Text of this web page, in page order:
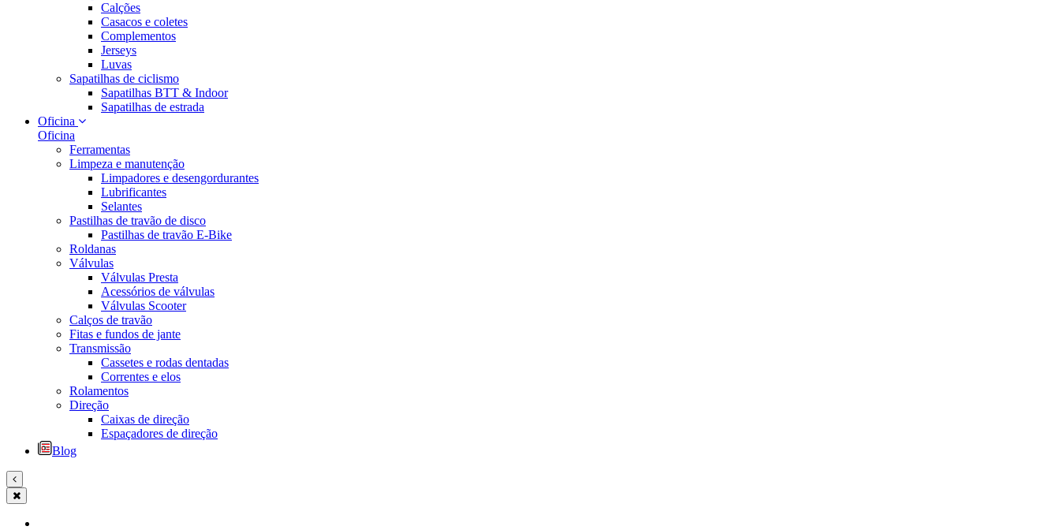
Calções
Casacos e coletes
Complementos
Jerseys
Luvas
Sapatilhas de ciclismo
Sapatilhas BTT & Indoor
Sapatilhas de estrada
Oficina
Oficina
Ferramentas
Limpeza e manutenção
Limpadores e desengordurantes
Lubrificantes
Selantes
Pastilhas de travão de disco
Pastilhas de travão E-Bike
Roldanas
Válvulas
Válvulas Presta
Acessórios de válvulas
Válvulas Scooter
Calços de travão
Fitas e fundos de jante
Transmissão
Cassetes e rodas dentadas
Correntes e elos
Rolamentos
Direção
Caixas de direção
Espaçadores de direção
Blog